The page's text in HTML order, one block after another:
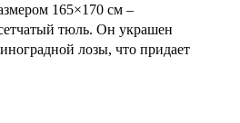
165×170 см –
тюль. Он украшен
лозы, что придает